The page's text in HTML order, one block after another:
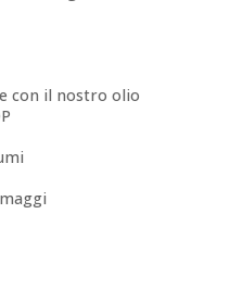
il nostro olio